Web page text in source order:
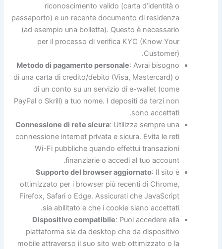
riconoscimento valido (carta d’identità o
passaporto) e un recente documento di residenza
(ad esempio una bolletta). Questo è necessario
per il processo di verifica KYC (Know Your
Customer).
Metodo di pagamento personale : Avrai bisogno
di una carta di credito/debito (Visa, Mastercard) o
di un conto su un servizio di e-wallet (come
PayPal o Skrill) a tuo nome. I depositi da terzi non
sono accettati.
Connessione di rete sicura : Utilizza sempre una
connessione internet privata e sicura. Evita le reti
Wi-Fi pubbliche quando effettui transazioni
finanziarie o accedi al tuo account.
Supporto del browser aggiornato : Il sito è
ottimizzato per i browser più recenti di Chrome,
Firefox, Safari o Edge. Assicurati che JavaScript
sia abilitato e che i cookie siano accettati.
Dispositivo compatibile : Puoi accedere alla
piattaforma sia da desktop che da dispositivo
mobile attraverso il suo sito web ottimizzato o la